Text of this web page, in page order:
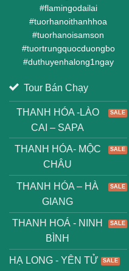
#flamingodailai
#tuorhanoithanhhoa
#tuorhanoisamson
#tuortrungquocduongbo
#duthuyenhalong1ngay
Tour Bán Chạy
THANH HÓA -LÀO
CAI – SAPA
THANH HÓA- MỘC
CHÂU
THANH HÓA – HÀ
GIANG
THANH HOÁ - NINH
BÌNH
HẠ LONG - YÊN TỬ